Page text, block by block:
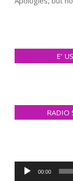
E’
RADIO
Lecteur 00:00